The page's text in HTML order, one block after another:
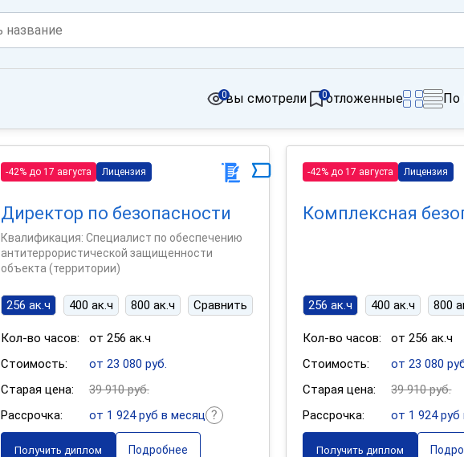
вы смотрели
0 отложенные
0 По
-42% до 17 августа Лицензия
Директор по безопасности
Квалификация: Специалист по обеспечению
антитеррористической защищенности
объекта (территории)
256 ак.ч 400 ак.ч 800 ак.ч Сравнить
Кол-во часов:
от 256 ак.ч
Стоимость:
от 23 080 руб.
Старая цена:
39 910 руб.
Рассрочка:
от 1 924 руб в месяц
Получить диплом Подробнее
-42% до 17 августа Лицензия
Комплексная
256 ак.ч 400 ак.ч 800
Кол-во часов:
от 256 ак.ч
Стоимость:
от 23 080
Старая цена:
39 910 руб.
Рассрочка:
от 1 924
Получить диплом